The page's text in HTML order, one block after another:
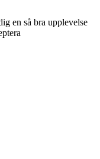
en så bra upplevelse